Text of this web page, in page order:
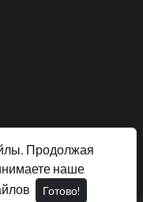
Продолжая
наше
Готово!